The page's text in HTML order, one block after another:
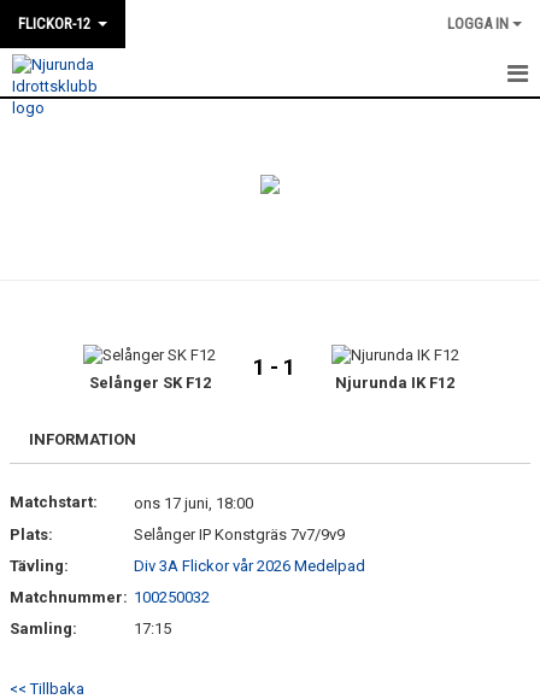
FLICKOR-12 LOGGA IN
HEM
BILDGALLERI
KONTAKT
Selånger SK F12
1 - 1
Njurunda IK F12
INFORMATION
Matchstart:
ons 17 juni, 18:00
Plats:
Selånger IP Konstgräs 7v7/9v9
Tävling:
Div 3A Flickor vår 2026 Medelpad
Matchnummer: 100250032
Samling:
17:15
<< Tillbaka